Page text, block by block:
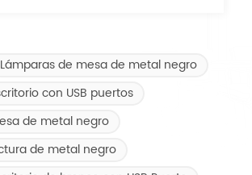
Lámparas de mesa de metal negro
con USB puertos
de metal negro
de metal negro